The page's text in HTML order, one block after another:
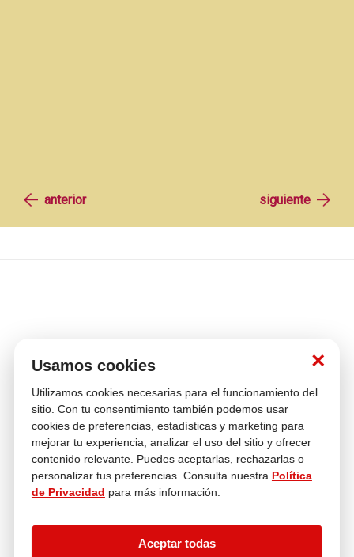
×
Usamos cookies
Utilizamos cookies necesarias para el funcionamiento del
sitio. Con tu consentimiento también podemos usar
cookies de preferencias, estadísticas y marketing para
mejorar tu experiencia, analizar el uso del sitio y ofrecer
contenido relevante. Puedes aceptarlas, rechazarlas o
personalizar tus preferencias. Consulta nuestra Política
de Privacidad para más información.
Aceptar todas
telefónica
tranquilidad
Medios de pago
Devoluciones
Asesoría
En tus compras
¿Necesitas ayuda con tu compra?
hola@multitop.pe